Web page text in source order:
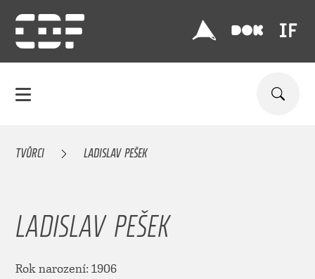
TVŮRCI LADISLAV PEŠEK
LADISLAV PEŠEK
Rok narození: 1906